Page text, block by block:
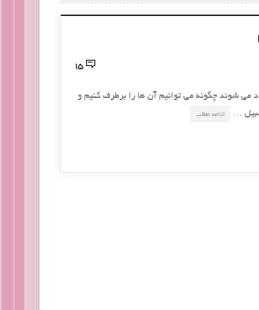
15
می شوند چگونه می توانیم آن ها را برطرف کنیم و
قبیل …
ادامه مطلب